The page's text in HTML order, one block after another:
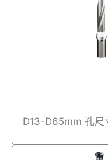
D13-D65mm 孔尺